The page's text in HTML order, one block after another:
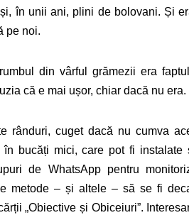
în unii ani, plini de bolovani. Și
pe noi.
din vârful grămezii era
că e mai ușor, chiar dacă nu era.
rânduri, cuget dacă nu cumva
în bucăți mici, care pot fi
de WhatsApp pentru
metode – și altele – să se fi
„Obiective și Obiceiuri”.